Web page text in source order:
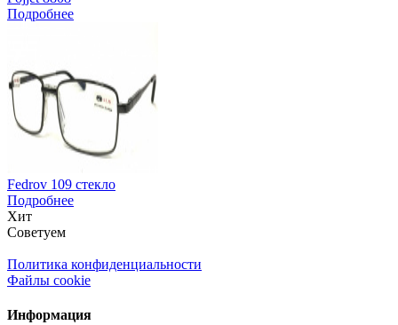
Подробнее
Fedrov 109 стекло
Подробнее
Хит
Советуем
Политика конфиденциальности
Файлы cookie
Информация